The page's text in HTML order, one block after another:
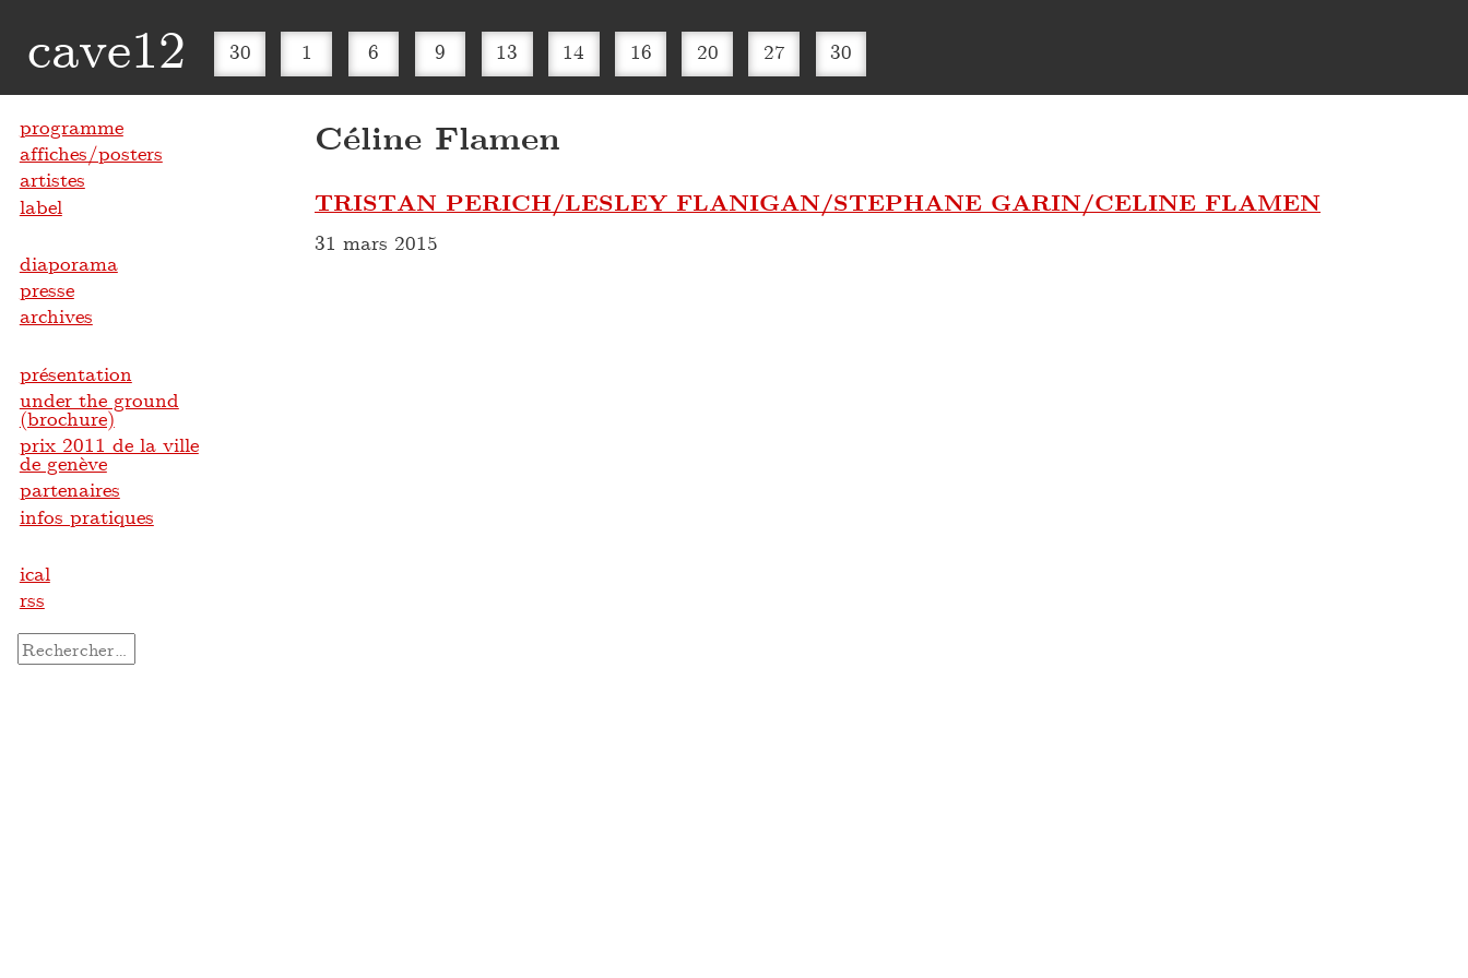
cave12 30 1 6 9 13 14 16 20 27 30
Céline Flamen
TRISTAN PERICH/LESLEY FLANIGAN/STEPHANE GARIN/CELINE FLAMEN
31 mars 2015
programme
affiches/posters
artistes
label
diaporama
presse
archives
présentation
under the ground
(brochure)
prix 2011 de la ville
de genève
partenaires
infos pratiques
ical
rss
Rechercher :